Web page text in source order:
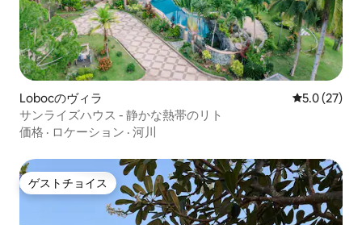
Lobocのヴィラ レビュー27
5.0 (27)
サンライズハウス - 静かな熱帯のリト
価格 · ロケーション · 河川
ゲストチョイス
ゲストチョイス